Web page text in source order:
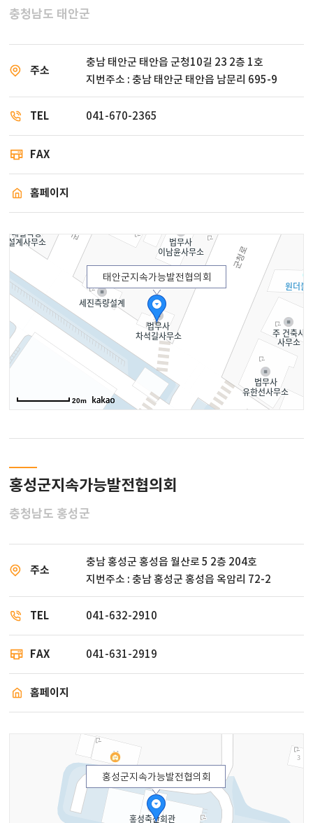
충청남도 태안군
주소
충남 태안군 태안읍 군청10길 23 2층 1호
지번주소 : 충남 태안군 태안읍 남문리 695-9
TEL 041-670-2365
FAX
홈페이지
태안군지속가능발전협의회
20m
홍성군지속가능발전협의회
충청남도 홍성군
주소
충남 홍성군 홍성읍 월산로 5 2층 204호
지번주소 : 충남 홍성군 홍성읍 옥암리 72-2
TEL 041-632-2910
FAX 041-631-2919
홈페이지
홍성군지속가능발전협의회